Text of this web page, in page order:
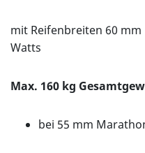
mit Reifenbreiten 60 mm
Watts
Max. 160 kg
bei 55 mm